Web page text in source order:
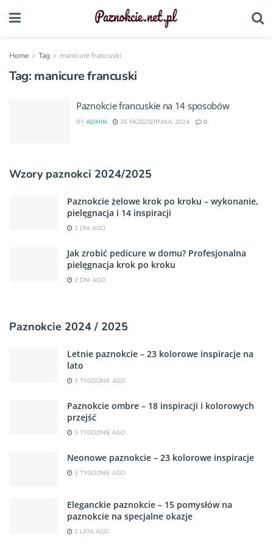
Home Tag manicure francuski
Tag: manicure francuski
Paznokcie francuskie na 14 sposobów
BY ADMIN 26 PAŹDZIERNIKA, 2024 0
Wzory paznokci 2024/2025
Paznokcie żelowe krok po kroku – wykonanie,
pielęgnacja i 14 inspiracji
2 DNI AGO
Jak zrobić pedicure w domu? Profesjonalna
pielęgnacja krok po kroku
2 DNI AGO
Paznokcie 2024 / 2025
Letnie paznokcie – 23 kolorowe inspiracje na
lato
3 TYGODNIE AGO
Paznokcie ombre – 18 inspiracji i kolorowych
przejść
3 TYGODNIE AGO
Neonowe paznokcie – 23 kolorowe inspiracje
3 TYGODNIE AGO
Eleganckie paznokcie – 15 pomysłów na
paznokcie na specjalne okazje
2 LATA AGO